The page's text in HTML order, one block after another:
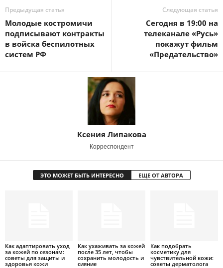
Предыдущая статья
Молодые костромичи
подписывают контракты
в войска беспилотных
систем РФ
Следующая статья
Сегодня в 19:00 на
телеканале «Русь»
покажут фильм
«Предательство»
Ксения Липакова
Корреспондент
ЭТО МОЖЕТ БЫТЬ ИНТЕРЕСНО ЕЩЕ ОТ АВТОРА
Как адаптировать уход
за кожей по сезонам:
советы для защиты и
здоровья кожи
Как ухаживать за кожей
после 35 лет, чтобы
сохранить молодость и
сияние
Как подобрать
косметику для
чувствительной кожи:
советы дерматолога